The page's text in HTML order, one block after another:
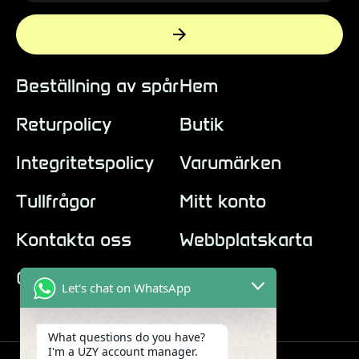
Beställning av spår
Returpolicy
Integritetspolicy
Tullfrågor
Kontakta oss
Om oss
Hem
Butik
Varumärken
Mitt konto
Webbplatskarta
Let's chat on WhatsApp
What questions do you have?
I'm a UZY account manager.